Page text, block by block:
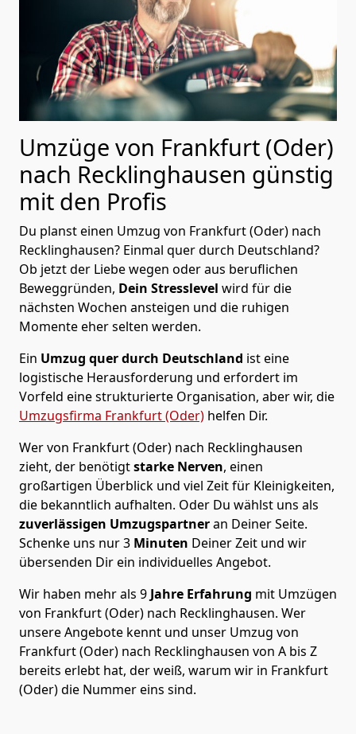
Umzüge von Frankfurt (Oder)
nach Recklinghausen günstig
mit den Profis
Du planst einen Umzug von Frankfurt (Oder) nach
Recklinghausen? Einmal quer durch Deutschland?
Ob jetzt der Liebe wegen oder aus beruflichen
Beweggründen, Dein Stresslevel wird für die
nächsten Wochen ansteigen und die ruhigen
Momente eher selten werden.
Ein Umzug quer durch Deutschland ist eine
logistische Herausforderung und erfordert im
Vorfeld eine strukturierte Organisation, aber wir, die
Umzugsfirma Frankfurt (Oder) helfen Dir.
Wer von Frankfurt (Oder) nach Recklinghausen
zieht, der benötigtstarke Nerven, einen
großartigen Überblick und viel Zeit für Kleinigkeiten,
die bekanntlich aufhalten. Oder Du wählst uns als
zuverlässigen Umzugspartneran Deiner Seite.
Schenke uns nur3 Minuten Deiner Zeit und wir
übersenden Dir ein individuelles Angebot.
Wir haben mehr als 9 Jahre Erfahrung mit Umzügen
von Frankfurt (Oder) nach Recklinghausen. Wer
unsere Angebote kennt und unser Umzug von
Frankfurt (Oder) nach Recklinghausen von A bis Z
bereits erlebt hat, der weiß, warum wir in Frankfurt
(Oder) die Nummer eins sind.